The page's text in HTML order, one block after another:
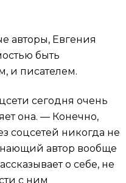
авторы, Евгения
быть
и писателем.
сегодня очень
она. — Конечно,
соцсетей никогда не
автор вообще
о себе, не
с ним